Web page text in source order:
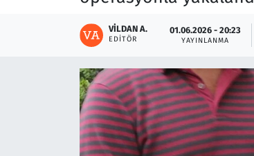
VILDAN A.
EDITÖR
01.06.2026 - 20:23
YAYINLANMA
Televizyon